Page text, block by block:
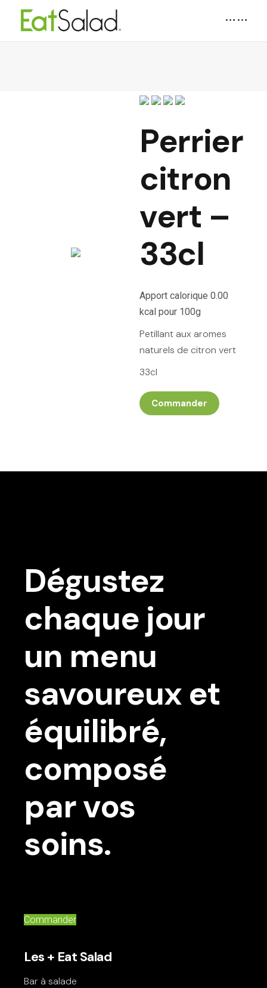
Perrier
citron
vert –
33cl
Apport calorique 0.00
kcal pour 100g
Petillant aux aromes
naturels de citron vert
33cl
Commander
Dégustez
chaque jour
un menu
savoureux et
équilibré,
composé
par vos
soins.
Commander
Les + Eat Salad
Bar à salade